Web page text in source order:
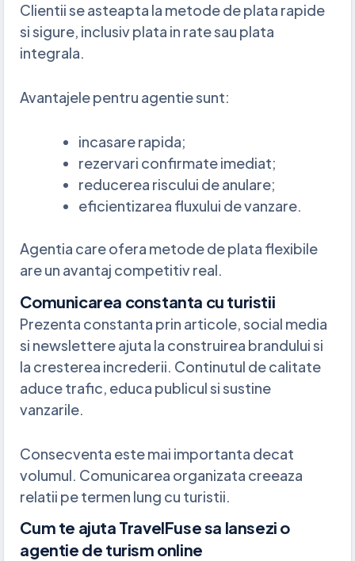
Clientii se asteapta la metode de plata rapide
si sigure, inclusiv plata in rate sau plata
integrala.
Avantajele pentru agentie sunt:
incasare rapida;
rezervari confirmate imediat;
reducerea riscului de anulare;
eficientizarea fluxului de vanzare.
Agentia care ofera metode de plata flexibile
are un avantaj competitiv real.
Comunicarea constanta cu turistii
Prezenta constanta prin articole, social media
si newslettere ajuta la construirea brandului si
la cresterea increderii. Continutul de calitate
aduce trafic, educa publicul si sustine
vanzarile.
Consecventa este mai importanta decat
volumul. Comunicarea organizata creeaza
relatii pe termen lung cu turistii.
Cum te ajuta TravelFuse sa lansezi o
agentie de turism online